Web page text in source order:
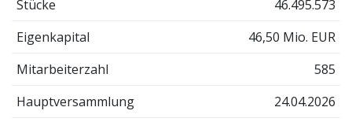
Stücke
46.495.573
Eigenkapital
46,50 Mio. EUR
Mitarbeiterzahl
585
Hauptversammlung
24.04.2026